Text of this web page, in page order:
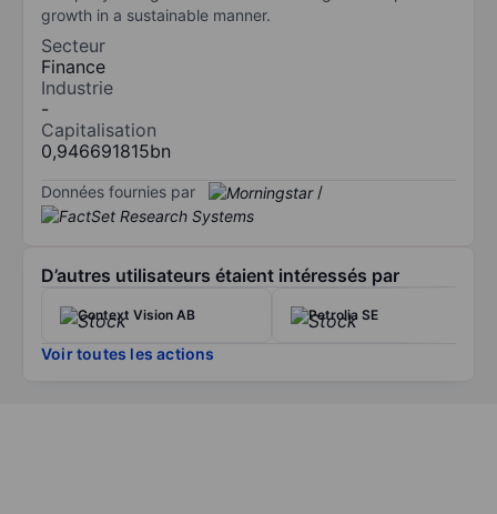
growth in a sustainable manner.
Secteur
Finance
Industrie
-
Capitalisation
0,946691815bn
Données fournies par /
D’autres utilisateurs étaient intéressés par
Context Vision AB Petrolia SE
Voir toutes les actions